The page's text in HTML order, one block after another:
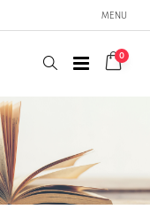
MENU
0